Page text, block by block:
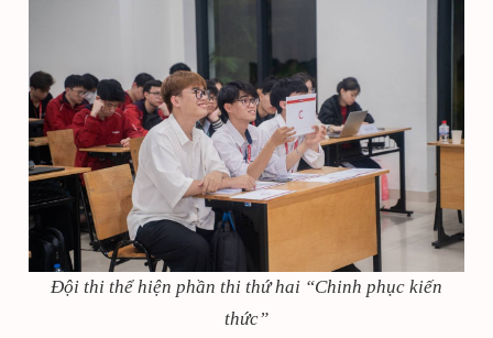
Đội thi thể hiện phần thi thứ hai “Chinh phục kiến
thức”